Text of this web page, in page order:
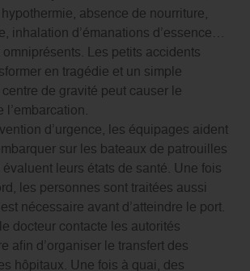
absence de nourriture,
inhalation d’émanations d’essence…
Les petits accidents
en tragédie et un simple
de gravité peut causer le
l’embarcation.
d’urgence, les équipages aident
sur les bateaux de patrouilles
leurs états de santé. Une fois
les personnes sont traitées aussi
nécessaire avant d’atteindre le port.
docteur contacte les autorités
afin d’organiser le transfert des
hôpitaux. Une fois à quai, des